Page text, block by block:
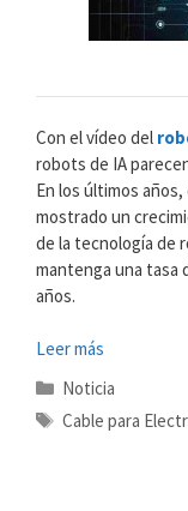
Con el vídeo del
robots de IA
En los últimos
mostrado un
de la tecnología de
mantenga una tasa
años.
Leer más
Categorías
Noticia
Etiquetas
Cable para